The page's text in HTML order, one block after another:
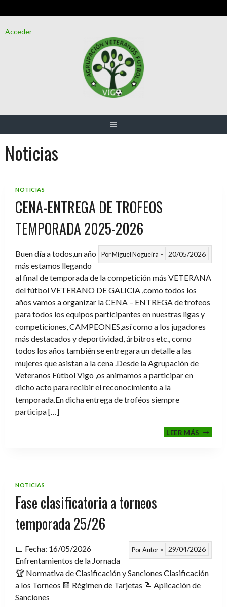
alAcceder
Noticias
NOTICIAS
CENA-ENTREGA DE TROFEOS
TEMPORADA 2025-2026
PorMiguel Nogueira 20/05/2026
Buen día a todos,un año
más estamos llegando
al final de temporada de la competición más VETERANA
del fútbol VETERANO DE GALICIA ,como todos los
años vamos a organizar la CENA – ENTREGA de trofeos
para todos los equipos participantes en nuestras ligas y
competiciones, CAMPEONES,así como a los jugadores
más destacados y deportividad, árbitros etc., como
todos los años también se entregara un detalle a las
mujeres que asistan a la cena .Desde la Agrupación de
Veteranos Fútbol Vigo ,os animamos a participar en
dicho acto para recibir el reconocimiento a la
temporada.En dicha entrega de troféos siempre
participa […]
LEER MÁSCENA-
NOTICIAS
Fase clasificatoria a torneos
temporada 25/26
PorAutor 29/04/2026
📅 Fecha: 16/05/2026
Enfrentamientos de la Jornada
🏆 Normativa de Clasificación y Sanciones Clasificación
a los Torneos 🟨 Régimen de Tarjetas 📝 Aplicación de
Sanciones